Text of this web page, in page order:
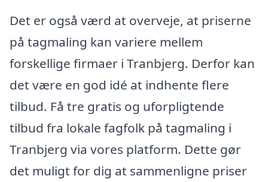
Det er også værd at overveje, at priserne
på tagmaling kan variere mellem
forskellige firmaer i Tranbjerg. Derfor kan
det være en god idé at indhente flere
tilbud. Få tre gratis og uforpligtende
tilbud fra lokale fagfolk på tagmaling i
Tranbjerg via vores platform. Dette gør
det muligt for dig at sammenligne priser